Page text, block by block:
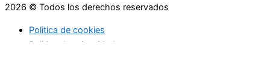
2026 © Todos los derechos reservados
Politica de cookies
Politica de privacidad